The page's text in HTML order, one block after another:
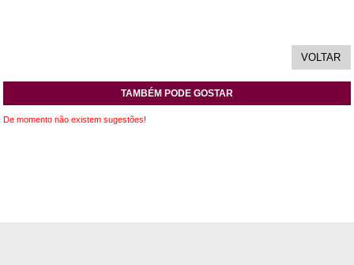
TAMBÉM PODE GOSTAR
De momento não existem sugestões!